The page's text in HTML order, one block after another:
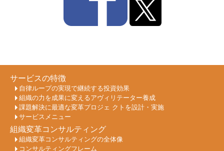
サービスの特徴
自律ループの実現で継続する投資効果
組織の力を成果に変えるアヴィリテーター養成
課題解決に最適な変革プロジェ クトを設計・実施
サービスメニュー
組織変革コンサルティング
組織変革コンサルティングの全体像
コンサルティングフレーム